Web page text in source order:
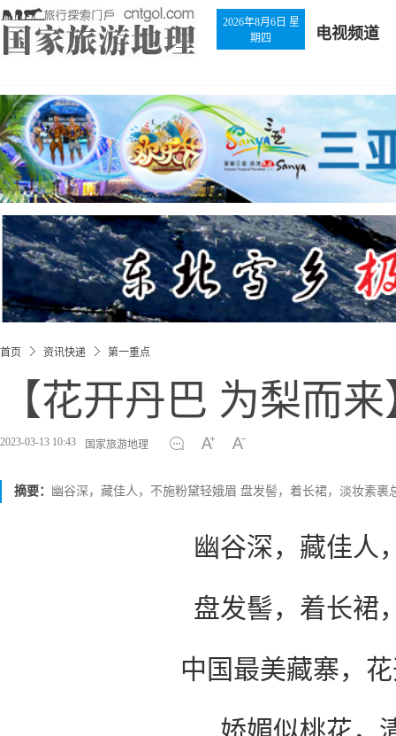
2026年8月6日 星
期四
电视频道
首页 资讯快递 第一重点
【花开丹巴 为梨而
2023-03-13 10:43 国家旅游地理
摘要： 幽谷深，藏佳人，不施粉黛轻娥眉 盘发髻，着长裙，淡妆素
幽谷深，藏佳人
盘发髻，着长裙
中国最美藏寨，